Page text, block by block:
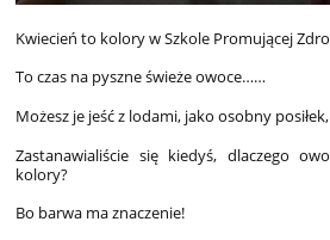
Kwiecień to kolory w Szkole Promującej
To czas na pyszne świeże owoce……
Możesz je jeść z lodami, jako osobny
Zastanawialiście się kiedyś, dlaczego
kolory?
Bo barwa ma znaczenie!